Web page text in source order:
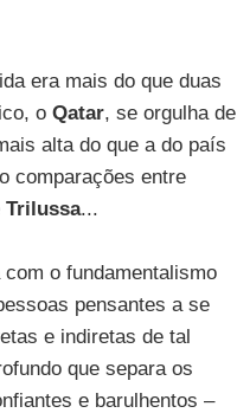
era mais do que duas
o Qatar, se orgulha de
alta do que a do país
comparações entre
Trilussa...
o fundamentalismo
pensantes a se
e indiretas de tal
que separa os
e barulhentos –